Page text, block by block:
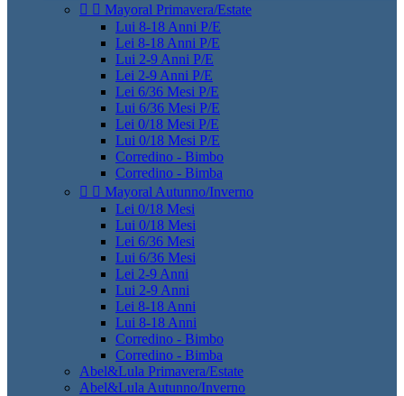
  Mayoral Primavera/Estate
Lui 8-18 Anni P/E
Lei 8-18 Anni P/E
Lui 2-9 Anni P/E
Lei 2-9 Anni P/E
Lei 6/36 Mesi P/E
Lui 6/36 Mesi P/E
Lei 0/18 Mesi P/E
Lui 0/18 Mesi P/E
Corredino - Bimbo
Corredino - Bimba
  Mayoral Autunno/Inverno
Lei 0/18 Mesi
Lui 0/18 Mesi
Lei 6/36 Mesi
Lui 6/36 Mesi
Lei 2-9 Anni
Lui 2-9 Anni
Lei 8-18 Anni
Lui 8-18 Anni
Corredino - Bimbo
Corredino - Bimba
Abel&Lula Primavera/Estate
Abel&Lula Autunno/Inverno